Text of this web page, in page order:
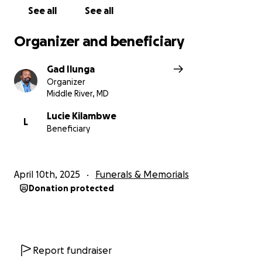
emotional and financial challenges as they navigate
farewell for tonton Olivier and provide the
necessary support for his grieving family.
Any contribution, no matter the size, will make a
profound difference in helping us honor tonton
We are incredibly grateful for your kindness, prayers,
With heartfelt thanks,
Gad Monga Ilunga
See all See all
Organizer and beneficiary
Gad Ilunga
Organizer
Middle River, MD
L
Lucie Kilambwe
Beneficiary
April 10th, 2025 Funerals & Memorials
Donation protected
Report fundraiser